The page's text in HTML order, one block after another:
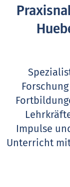
Impulse
Unterricht